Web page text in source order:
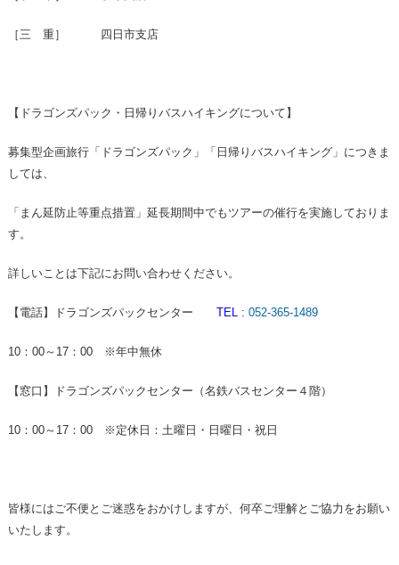
［三 重］ 四日市支店
【ドラゴンズパック・日帰りバスハイキングについて】
募集型企画旅行「ドラゴンズパック」「日帰りバスハイキング」につきま
しては、
「まん延防止等重点措置」延長期間中でもツアーの催行を実施しておりま
す。
詳しいことは下記にお問い合わせください。
【電話】ドラゴンズパックセンター TEL : 052-365-1489
10：00～17：00 ※年中無休
【窓口】ドラゴンズパックセンター（名鉄バスセンター４階）
10：00～17：00 ※定休日：土曜日・日曜日・祝日
皆様にはご不便とご迷惑をおかけしますが、何卒ご理解とご協力をお願い
いたします。